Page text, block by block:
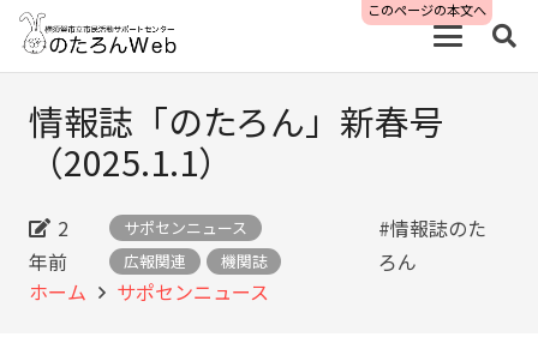
このページの本文へ
情報誌「のたろん」新春号
（2025.1.1）
2
年前
サポセンニュース
広報関連
機関誌
#情報誌のた
ろん
ホーム
サポセンニュース